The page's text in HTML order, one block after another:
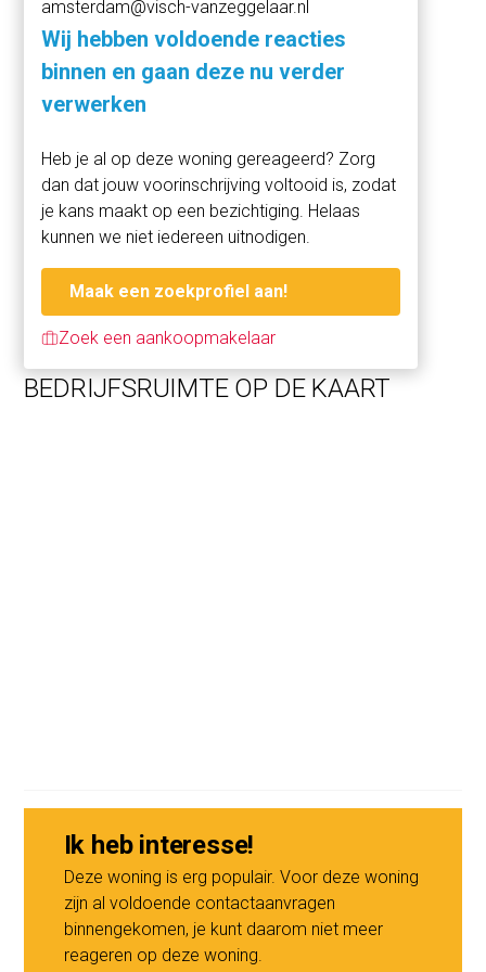
andere:
- Dienstverlening (waaronder maatschappelijke functies)
- Kantoorruimte
Dit maakt de locatie aantrekkelijk voor ondernemers die
ERFPACHT
De erfpachtcanon bedraagt € 251,19 per jaar. Het huidige
tijdvak loopt tot en met 30-06-2051. Algemene
Bepalingen 2000 zijn van toepassing.
LIGGING
De Balboastraat ligt centraal in Bos en Lommer, met
snelle verbindingen richting de A10 en het centrum. Op
loopafstand vind je diverse winkels, horeca,
Voor inlichtingen of het maken van een afspraak voor
een bezichtiging:
Visch & van Zeggelaar Amsterdam 020 - 20 91 911
amsterdam@visch-vanzeggelaar.nl
Wij hebben voldoende reacties
binnen en gaan deze nu verder
verwerken
Heb je al op deze woning gereageerd? Zorg
dan dat jouw voorinschrijving voltooid is, zodat
je kans maakt op een bezichtiging. Helaas
kunnen we niet iedereen uitnodigen.
Maak een zoekprofiel aan!
Zoek een aankoopmakelaar
BEDRIJFSRUIMTE OP DE KAART
Ik heb interesse!
Deze woning is erg populair. Voor deze woning
zijn al voldoende contactaanvragen
binnengekomen, je kunt daarom niet meer
reageren op deze woning.